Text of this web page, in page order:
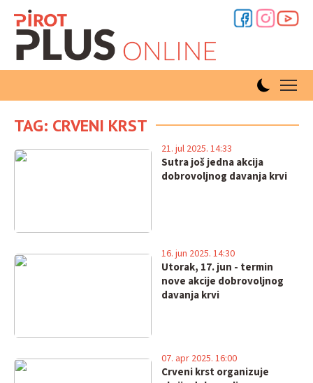
TAG: CRVENI KRST
Sutra još jedna akcija
dobrovoljnog davanja krvi
21. jul 2025. 14:33
Utorak, 17. jun - termin
nove akcije dobrovoljnog
davanja krvi
16. jun 2025. 14:30
Crveni krst organizuje
07. apr 2025. 16:00